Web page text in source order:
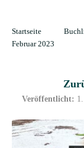
Startseite
Februar 2023
Veröffentlicht: